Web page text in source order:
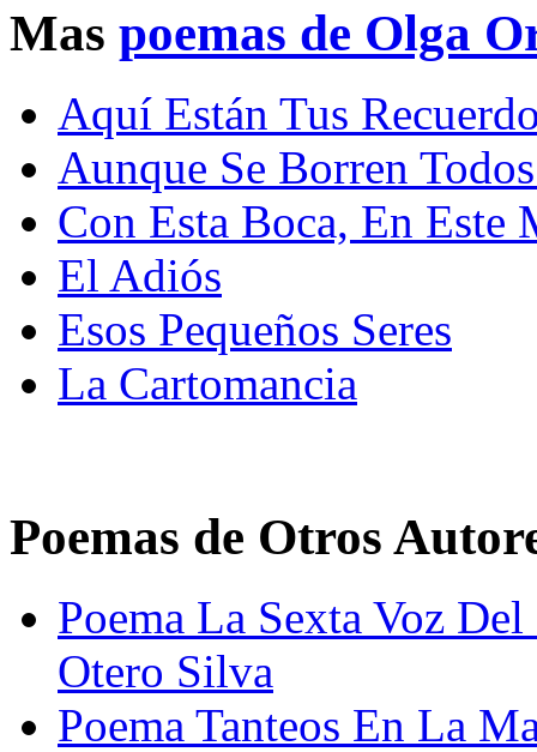
Mas poemas de Olga
Aquí Están Tus
Aunque Se Borren
Con Esta Boca, En Este
El Adiós
Esos Pequeños Seres
La Cartomancia
Poemas de Otros
Poema La Sexta Voz
Otero Silva
Poema Tanteos En La